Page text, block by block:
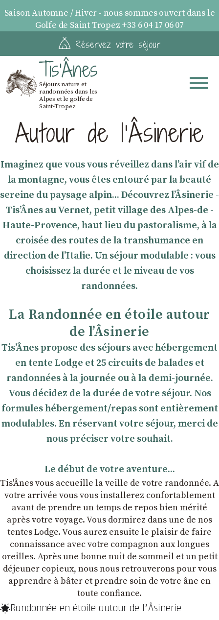
Saison Automne / Hiver - nous sommes ouvert dans le
Golfe de Saint Tropez +33 6 04 17 06 07
Réservez votre séjour
Tis'Ânes
Séjours nature et
randonnées dans les
Alpes et le golfe de
Saint-Tropez
Autour de l’Âsinerie
Imaginez que vous vous réveillez dans l’air vif de
la montagne, vous êtes entouré par la beauté
sereine du paysage alpin... Découvrez lʼÂsinerie -
TisʼÂnes au Vernet, petit village des Alpes-de -
Haute-Provence, haut lieu du pastoralisme, à la
croisée des routes de la transhumance en
direction de l’Italie. Un séjour modulable : vous
choisissez la durée et le niveau de vos
randonnées.
La Randonnée en étoile autour
de lʼÂsinerie
TisʼÂnes propose des séjours avec hébergement
en tente Lodge et 25 circuits de balades et
randonnées à la journée ou à la demi-journée.
Vous décidez de la durée de votre séjour. Nos
formules hébergement/repas sont entièrement
modulables. En réservant votre séjour, merci de
nous préciser votre souhait.
Le début de votre aventure...
Tis'Ânes vous accueille la veille de votre randonnée. A
votre arrivée vous vous installerez confortablement
avant de prendre un temps de repos bien mérité
après votre voyage. Vous dormirez dans une de nos
tentes Lodge. Vous aurez ensuite le plaisir de faire
connaissance avec votre compagnon aux longues
oreilles. Après une bonne nuit de sommeil et un petit
déjeuner copieux, nous nous retrouverons pour vous
apprendre à bâter et prendre soin de votre âne en
toute confiance.
Randonnée en étoile autour de lʼÂsinerie